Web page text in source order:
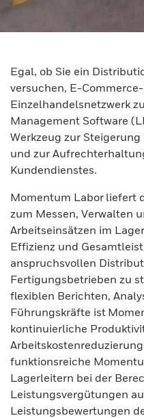
Egal, ob Sie ein
versuchen, E-
Einzelhandelsnetzwerk
Management Software
Werkzeug zur
und zur
Kundendienstes.
Momentum Labor liefert
zum Messen, Verwalten
Arbeitseinsätzen im
Effizienz und
anspruchsvollen
Fertigungsbetrieben zu
flexiblen Berichten,
Führungskräfte ist
kontinuierliche
funktionsreiche
Lagerleitern bei der
Leistungsvergütungen
Leistungsbewertungen